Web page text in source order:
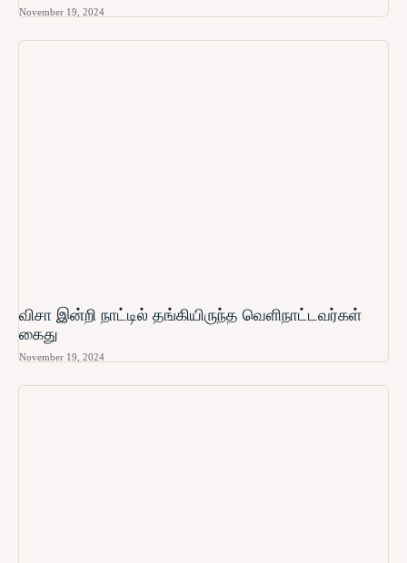
November 19, 2024
விசா இன்றி நாட்டில் தங்கியிருந்த வெளிநாட்டவர்கள்
கைது
November 19, 2024